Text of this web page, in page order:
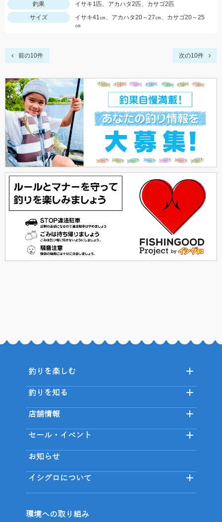
釣果
イサキ1匹、アカハタ2匹、カサゴ2匹
サイズ
イサキ41㎝、アカハタ20～27㎝、カサゴ20～25
㎝
前の10件 次の10件
釣りを楽しむ
釣りを知る
店舗情報
セール・イベント
お知らせ
イシグロについて
環境への取り組み